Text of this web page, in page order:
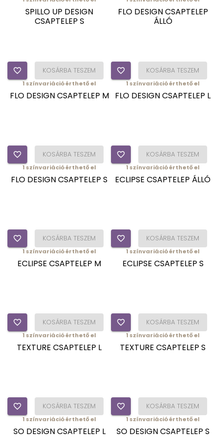
SPILLO UP DESIGN
CSAPTELEP S
favorite_border KOSÁRBA TESZEM
FLO DESIGN CSAPTELEP
ÁLLÓ
favorite_border KOSÁRBA TESZEM
1 színvariáció érthető el
FLO DESIGN CSAPTELEP M
favorite_border KOSÁRBA TESZEM
1 színvariáció érthető el
FLO DESIGN CSAPTELEP L
favorite_border KOSÁRBA TESZEM
1 színvariáció érthető el
FLO DESIGN CSAPTELEP S
favorite_border KOSÁRBA TESZEM
1 színvariáció érthető el
ECLIPSE CSAPTELEP ÁLLÓ
favorite_border KOSÁRBA TESZEM
1 színvariáció érthető el
ECLIPSE CSAPTELEP M
favorite_border KOSÁRBA TESZEM
1 színvariáció érthető el
ECLIPSE CSAPTELEP S
favorite_border KOSÁRBA TESZEM
1 színvariáció érthető el
TEXTURE CSAPTELEP L
favorite_border KOSÁRBA TESZEM
1 színvariáció érthető el
TEXTURE CSAPTELEP S
favorite_border KOSÁRBA TESZEM
1 színvariáció érthető el
SO DESIGN CSAPTELEP L
1 színvariáció érthető el
SO DESIGN CSAPTELEP S